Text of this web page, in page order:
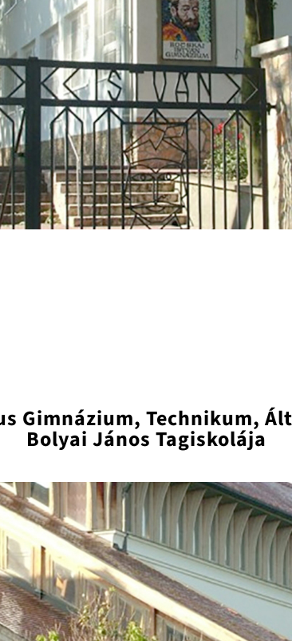
Gimnázium, Technikum,
Bolyai János Tagiskolája